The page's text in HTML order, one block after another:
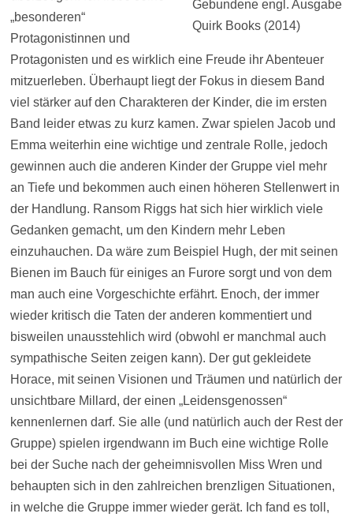
Gebundene engl. Ausgabe
Quirk Books (2014)
„besonderen“
Protagonistinnen und
Protagonisten und es wirklich eine Freude ihr Abenteuer
mitzuerleben. Überhaupt liegt der Fokus in diesem Band
viel stärker auf den Charakteren der Kinder, die im ersten
Band leider etwas zu kurz kamen. Zwar spielen Jacob und
Emma weiterhin eine wichtige und zentrale Rolle, jedoch
gewinnen auch die anderen Kinder der Gruppe viel mehr
an Tiefe und bekommen auch einen höheren Stellenwert in
der Handlung. Ransom Riggs hat sich hier wirklich viele
Gedanken gemacht, um den Kindern mehr Leben
einzuhauchen. Da wäre zum Beispiel Hugh, der mit seinen
Bienen im Bauch für einiges an Furore sorgt und von dem
man auch eine Vorgeschichte erfährt. Enoch, der immer
wieder kritisch die Taten der anderen kommentiert und
bisweilen unausstehlich wird (obwohl er manchmal auch
sympathische Seiten zeigen kann). Der gut gekleidete
Horace, mit seinen Visionen und Träumen und natürlich der
unsichtbare Millard, der einen „Leidensgenossen“
kennenlernen darf. Sie alle (und natürlich auch der Rest der
Gruppe) spielen irgendwann im Buch eine wichtige Rolle
bei der Suche nach der geheimnisvollen Miss Wren und
behaupten sich in den zahlreichen brenzligen Situationen,
in welche die Gruppe immer wieder gerät. Ich fand es toll,